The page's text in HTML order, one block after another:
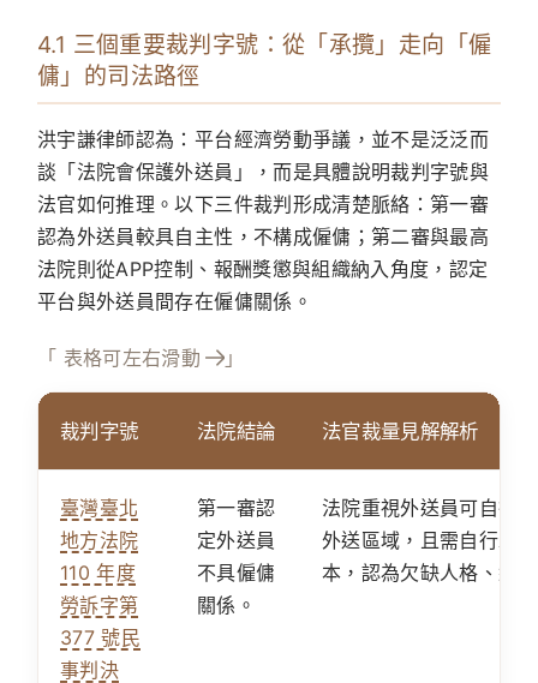
4.1 三個重要裁判字號：從「承攬」走向「僱
傭」的司法路徑
洪宇謙律師認為：平台經濟勞動爭議，並不是泛泛而
談「法院會保護外送員」，而是具體說明裁判字號與
法官如何推理。以下三件裁判形成清楚脈絡：第一審
認為外送員較具自主性，不構成僱傭；第二審與最高
法院則從APP控制、報酬獎懲與組織納入角度，認定
平台與外送員間存在僱傭關係。
「 表格可左右滑動 」
裁判字號 法院結論 法官裁量見解解析
臺灣臺北
地方法院
110 年度
勞訴字第
377 號民
事判決
第一審認
定外送員
不具僱傭
關係。
法院重視外送員可自行
外送區域，且需自行承
本，認為欠缺人格、組